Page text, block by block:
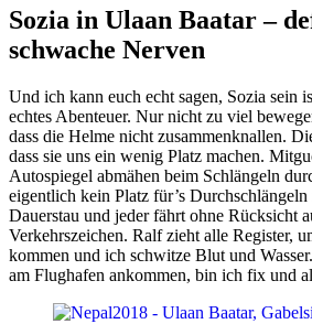
Sozia in Ulaan Baatar –
schwache Nerven
Und ich kann euch echt sagen, Sozia sein
echtes Abenteuer. Nur nicht zu viel
dass die Helme nicht zusammenknallen.
dass sie uns ein wenig Platz machen.
Autospiegel abmähen beim Schlängeln
eigentlich kein Platz für’s
Dauerstau und jeder fährt ohne Rücksicht
Verkehrszeichen. Ralf zieht alle Register,
kommen und ich schwitze Blut und
am Flughafen ankommen, bin ich fix und